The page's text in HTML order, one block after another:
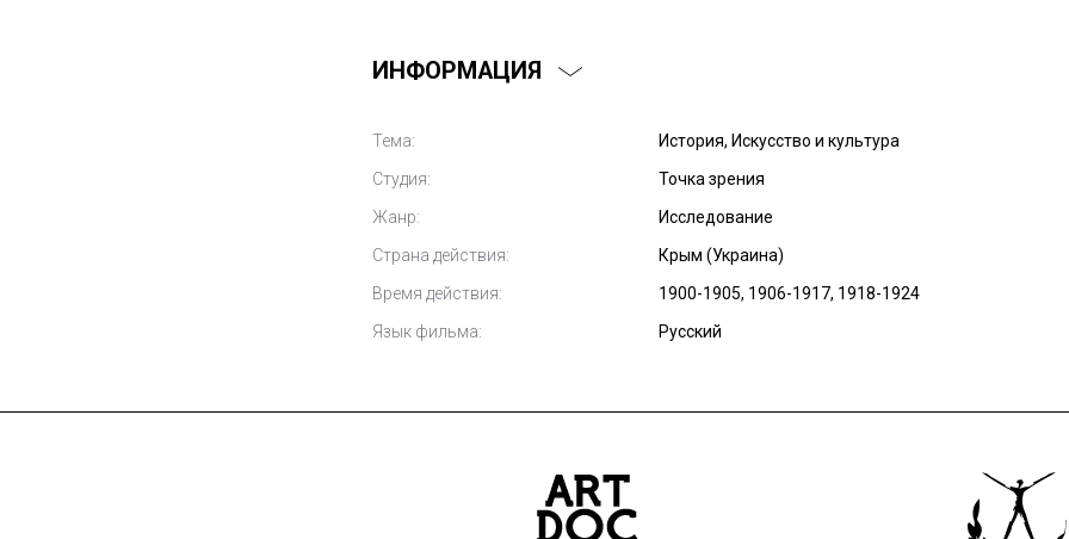
ИНФОРМАЦИЯ
Тема:
История, Искусство и культура
Студия:
Точка зрения
Жанр:
Исследование
Страна действия:
Крым (Украина)
Время действия:
1900-1905, 1906-1917, 1918-1924
Язык фильма:
Русский